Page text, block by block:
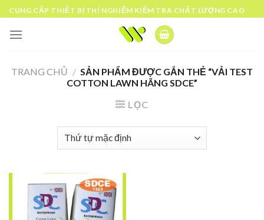
Skip
to
content
CUNG CẤP THIẾT BỊ THÍ NGHIỆM KIỂM TRA CHẤT LƯỢNG CAO
TRANG CHỦ / SẢN PHẨM ĐƯỢC GẮN THẺ “VẢI TEST
COTTON LAWN HÃNG SDCE”
LỌC